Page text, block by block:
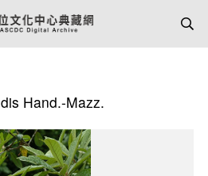
Hand.-Mazz.